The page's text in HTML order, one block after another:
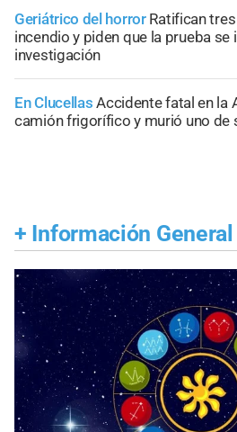
Geriátrico del horror Ratifican
incendio y piden que la prueba se
investigación
En Clucellas Accidente fatal en la
camión frigorífico y murió uno de
+ Información General